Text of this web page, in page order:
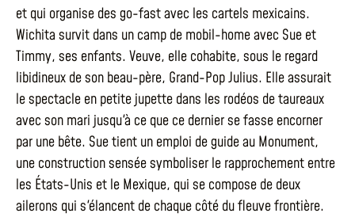
et qui organise des go-fast avec les cartels mexicains.
Wichita survit dans un camp de mobil-home avec Sue et
Timmy, ses enfants. Veuve, elle cohabite, sous le regard
libidineux de son beau-père, Grand-Pop Julius. Elle assurait
le spectacle en petite jupette dans les rodéos de taureaux
avec son mari jusqu'à ce que ce dernier se fasse encorner
par une bête. Sue tient un emploi de guide au Monument,
une construction sensée symboliser le rapprochement entre
les États-Unis et le Mexique, qui se compose de deux
ailerons qui s'élancent de chaque côté du fleuve frontière.